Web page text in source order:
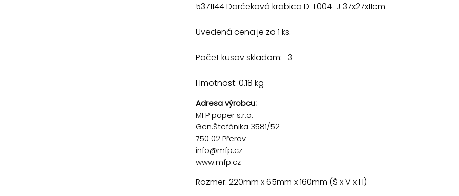
5371144 Darčeková krabica D-L004-J 37x27x11cm
Uvedená cena je za 1 ks.
Počet kusov skladom: -3
Hmotnosť: 0.18 kg
Adresa výrobcu:
MFP paper s.r.o.
Gen.Štefánika 3581/52
750 02 Přerov
info@mfp.cz
www.mfp.cz
Rozmer: 220mm x 65mm x 160mm (Š x V x H)